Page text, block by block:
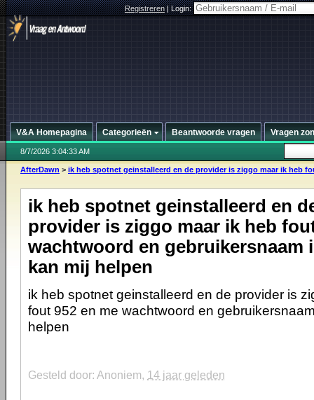
Registreren|Login:
V&A Homepagina Categorieën Beantwoorde vragen Vragen
8/7/2026 3:04:33 AM
AfterDawn > ik heb spotnet geinstalleerd en de provider is ziggo maar ik heb
ik heb spotnet geinstalleerd en
provider is ziggo maar ik heb
wachtwoord en gebruikersnaam
kan mij helpen
ik heb spotnet geinstalleerd en de provider is
fout 952 en me wachtwoord en
helpen
Gesteld door: Anoniem, 14 jaar geleden